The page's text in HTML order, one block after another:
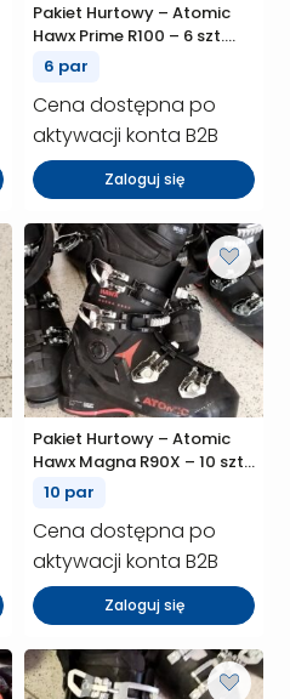
Pakiet Hurtowy – Atomic
Hawx Prime R100 – 6 szt.
(P00919)
6 par
Cena dostępna po
aktywacji konta B2B
Zaloguj się
Pakiet Hurtowy – Atomic
Hawx Magna R90X – 10 szt.
(P00917)
10 par
Cena dostępna po
aktywacji konta B2B
Zaloguj się